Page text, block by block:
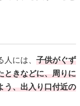
まう場合は、ベビ
確保しておくといい
、ケーキの前なども